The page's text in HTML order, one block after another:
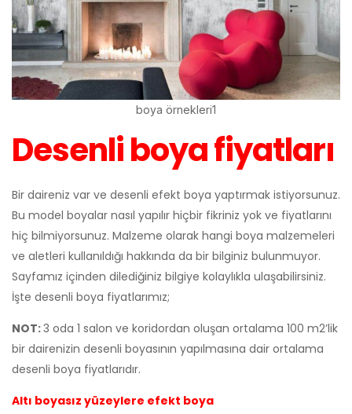
boya örnekleri1
Desenli boya fiyatları
Bir daireniz var ve desenli efekt boya yaptırmak istiyorsunuz.
Bu model boyalar nasıl yapılır hiçbir fikriniz yok ve fiyatlarını
hiç bilmiyorsunuz. Malzeme olarak hangi boya malzemeleri
ve aletleri kullanıldığı hakkında da bir bilginiz bulunmuyor.
Sayfamız içinden dilediğiniz bilgiye kolaylıkla ulaşabilirsiniz.
İşte desenli boya fiyatlarımız;
NOT:3 oda 1 salon ve koridordan oluşan ortalama 100 m2’lik
bir dairenizin desenli boyasının yapılmasına dair ortalama
desenli boya fiyatlarıdır.
Altı boyasız yüzeylere efekt boya